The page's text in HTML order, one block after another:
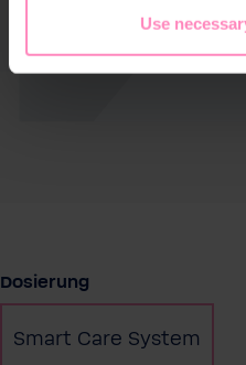
Use
Dosierung
Smart Care System